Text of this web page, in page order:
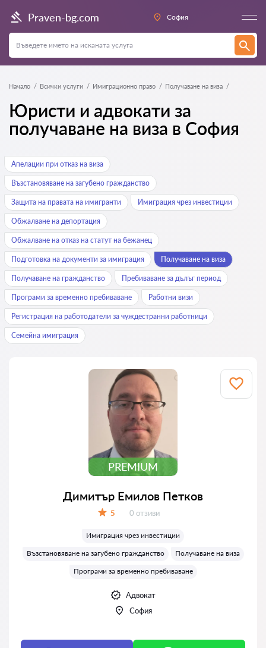
Praven-bg.com София
Начало Всички услуги Имиграционно право Получаване на виза
Юристи и адвокати за
получаване на виза в София
Апелации при отказ на виза
Възстановяване на загубено гражданство
Защита на правата на имигранти Имиграция чрез инвестиции
Обжалване на депортация
Обжалване на отказ на статут на бежанец
Подготовка на документи за имиграция Получаване на виза
Получаване на гражданство Пребиваване за дълъг период
Програми за временно пребиваване Работни визи
Регистрация на работодатели за чуждестранни работници
Семейна имиграция
PREMIUM
Димитър Емилов Петков
5 Отзиви:
0 отзиви
Имиграция чрез инвестиции
Възстановяване на загубено гражданство
Получаване на виза
Програми за временно пребиваване
Адвокат
София